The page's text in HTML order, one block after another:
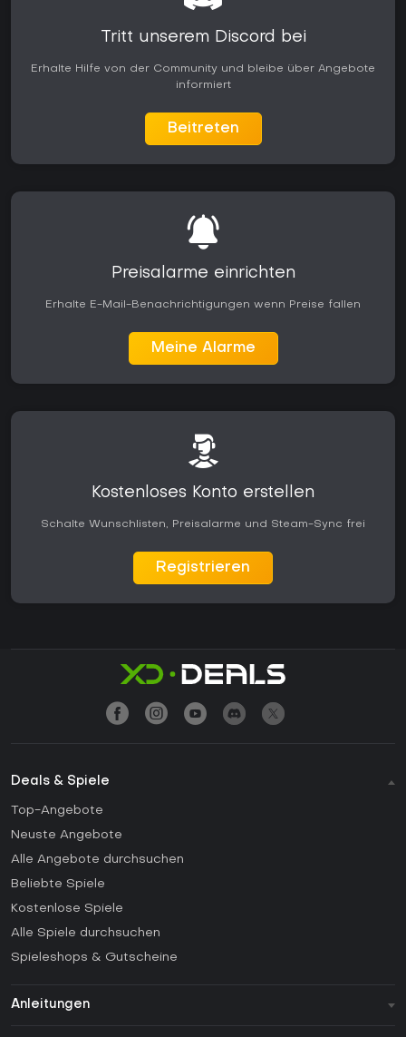
Tritt unserem Discord bei
Erhalte Hilfe von der Community und bleibe über Angebote
informiert
Beitreten
Preisalarme einrichten
Erhalte E-Mail-Benachrichtigungen wenn Preise fallen
Meine Alarme
Kostenloses Konto erstellen
Schalte Wunschlisten, Preisalarme und Steam-Sync frei
Registrieren
Deals & Spiele
Top-Angebote
Neuste Angebote
Alle Angebote durchsuchen
Beliebte Spiele
Kostenlose Spiele
Alle Spiele durchsuchen
Spieleshops & Gutscheine
Anleitungen